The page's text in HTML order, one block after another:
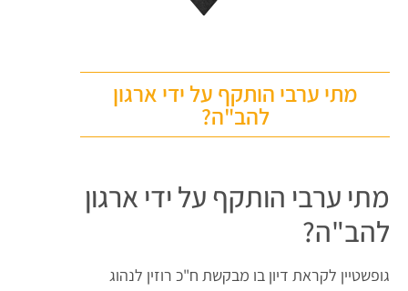
מתי ערבי הותקף על ידי ארגון
להב"ה?
מתי ערבי הותקף על ידי ארגון
להב"ה?
גופשטיין לקראת דיון בו מבקשת ח"כ רוזין לנהוג